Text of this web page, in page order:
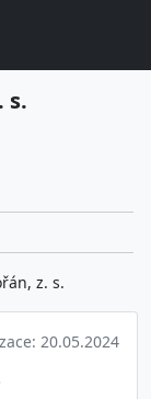
s.
z. s.
20.05.2024